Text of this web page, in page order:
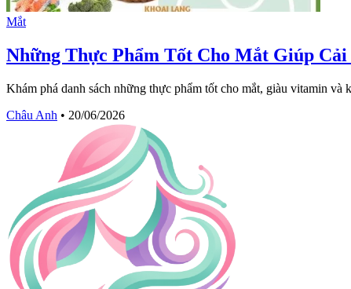
Mắt
Những Thực Phẩm Tốt Cho Mắt Giúp
Khám phá danh sách những thực phẩm tốt cho mắt, giàu vitamin
Châu Anh • 20/06/2026